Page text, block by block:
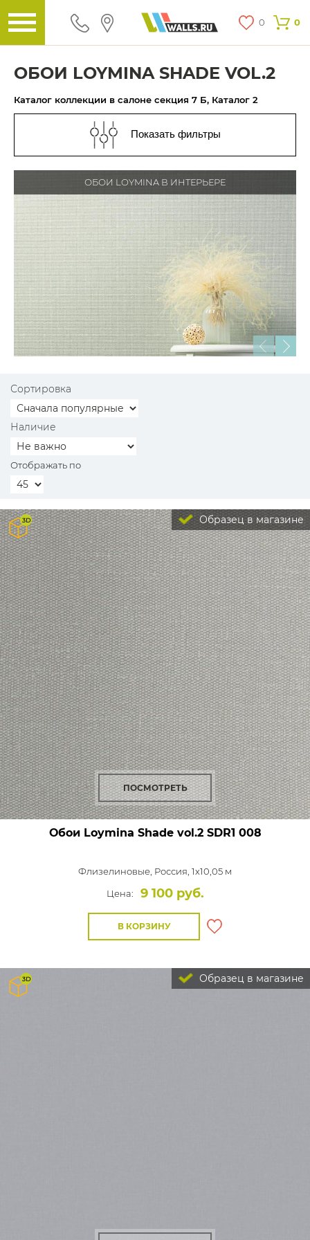
0 0
ОБОИ LOYMINA SHADE VOL.2
Каталог коллекции в салоне секция 7 Б, Каталог 2
Показать фильтры
ОБОИ LOYMINA В ИНТЕРЬЕРЕ
Сортировка
Наличие
Отображать по
Образец в магазине
ПОСМОТРЕТЬ
Обои Loymina Shade vol.2SDR1 008
Флизелиновые, Россия, 1x10,05 м
Цена:
9 100 руб.
В КОРЗИНУ
Образец в магазине